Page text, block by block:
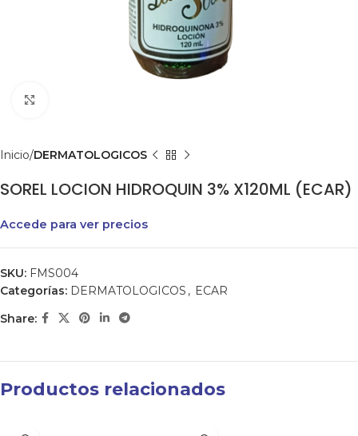
Inicio DERMATOLOGICOS
SOREL LOCION HIDROQUIN 3% X120ML (ECAR)
Accede para ver precios
SKU: FMS004
Categorías: DERMATOLOGICOS , ECAR
Share:
Productos relacionados